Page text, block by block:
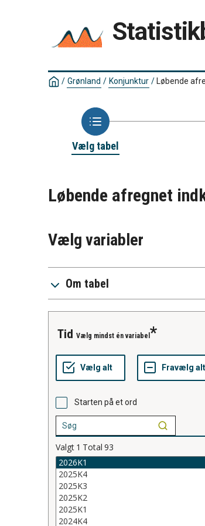
/ Grønland / Konjunktur / Løbende
Vælg tabel
Løbende afregnet
Vælg variabler
Om tabel
tid Vælg mindst én variabel
Starten på et ord
Valgt 1 Total 93